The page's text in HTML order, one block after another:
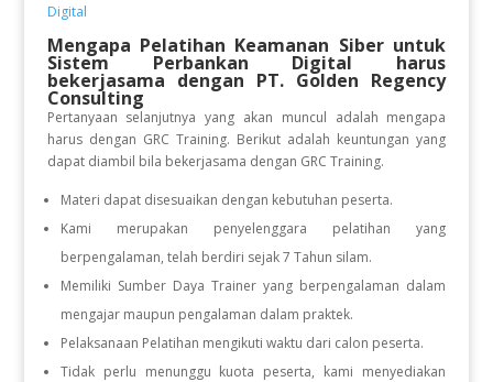
Digital
Mengapa Pelatihan Keamanan Siber untuk
Sistem Perbankan Digital harus
bekerjasama dengan PT. Golden Regency
Consulting
Pertanyaan selanjutnya yang akan muncul adalah mengapa
harus dengan GRC Training. Berikut adalah keuntungan yang
dapat diambil bila bekerjasama dengan GRC Training.
Materi dapat disesuaikan dengan kebutuhan peserta.
Kami merupakan penyelenggara pelatihan yang
berpengalaman, telah berdiri sejak 7 Tahun silam.
Memiliki Sumber Daya Trainer yang berpengalaman dalam
mengajar maupun pengalaman dalam praktek.
Pelaksanaan Pelatihan mengikuti waktu dari calon peserta.
Tidak perlu menunggu kuota peserta, kami menyediakan